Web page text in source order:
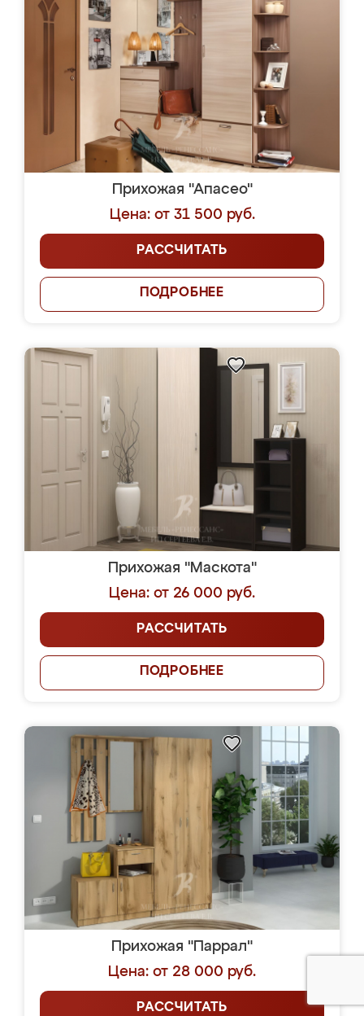
Прихожая "Апасео"
Цена: от 31 500 руб.
РАССЧИТАТЬ
ПОДРОБНЕЕ
Прихожая "Маскота"
Цена: от 26 000 руб.
РАССЧИТАТЬ
ПОДРОБНЕЕ
Прихожая "Паррал"
Цена: от 28 000 руб.
РАССЧИТАТЬ